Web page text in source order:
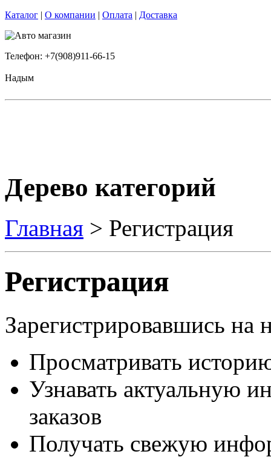
Каталог | О компании | Оплата | Доставка
Телефон: +7(908)911-66-15
Надым
Дерево категорий
Главная > Регистрация
Регистрация
Зарегистрировавшись
Просматривать
Узнавать актуальную
заказов
Получать свежую